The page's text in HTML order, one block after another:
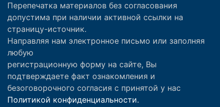
Перепечатка материалов без согласования
допустима при наличии активной ссылки на
страницу-источник.
Направляя нам электронное письмо или заполняя
любую
регистрационную форму на сайте, Вы
подтверждаете факт ознакомления и
безоговорочного согласия с принятой у нас
Политикой конфиденциальности.